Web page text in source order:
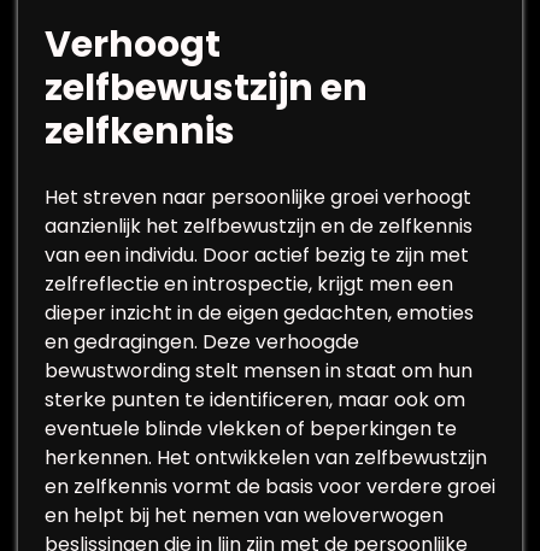
Verhoogt
zelfbewustzijn en
zelfkennis
Het streven naar persoonlijke groei verhoogt
aanzienlijk het zelfbewustzijn en de zelfkennis
van een individu. Door actief bezig te zijn met
zelfreflectie en introspectie, krijgt men een
dieper inzicht in de eigen gedachten, emoties
en gedragingen. Deze verhoogde
bewustwording stelt mensen in staat om hun
sterke punten te identificeren, maar ook om
eventuele blinde vlekken of beperkingen te
herkennen. Het ontwikkelen van zelfbewustzijn
en zelfkennis vormt de basis voor verdere groei
en helpt bij het nemen van weloverwogen
beslissingen die in lijn zijn met de persoonlijke